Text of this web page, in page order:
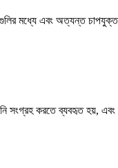
মধ্যে এবং অত্যন্ত
সংগ্রহ করতে ব্যবহৃত হয়, এবং